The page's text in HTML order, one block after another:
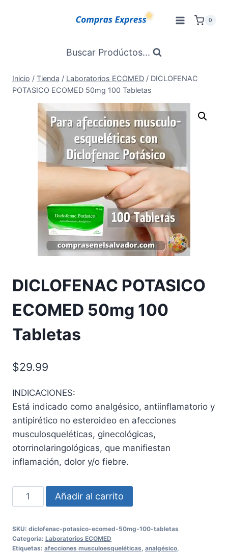
0
Buscar Prodúctos...
Inicio / Tienda / Laboratorios ECOMED / DICLOFENAC
POTASICO ECOMED 50mg 100 Tabletas
DICLOFENAC POTASICO
ECOMED 50mg 100
Tabletas
$29.99
INDICACIONES:
Está indicado como analgésico, antiinflamatorio y
antipirético no esteroideo en afecciones
musculosqueléticas, ginecológicas,
otorrinolaringológicas, que manifiestan
inflamación, dolor y/o fiebre.
DICLOFENAC
POTASICO
50mg
100
Añadir al carrito
SKU: diclofenac-potasico-ecomed-50mg-100-tabletas
Categoría: Laboratorios ECOMED
Etiquetas: afecciones musculoesqueléticas analgésico